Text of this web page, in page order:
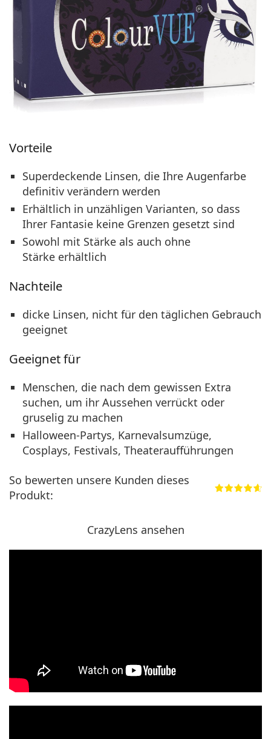
Vorteile
Superdeckende Linsen, die Ihre Augenfarbe
definitiv verändern werden
Erhältlich in unzähligen Varianten, so dass
Ihrer Fantasie keine Grenzen gesetzt sind
Sowohl mit Stärke als auch ohne
Stärke erhältlich
Nachteile
dicke Linsen, nicht für den täglichen Gebrauch
geeignet
Geeignet für
Menschen, die nach dem gewissen Extra
suchen, um ihr Aussehen verrückt oder
gruselig zu machen
Halloween-Partys, Karnevalsumzüge,
Cosplays, Festivals, Theateraufführungen
So bewerten unsere Kunden dieses
Produkt:
CrazyLens ansehen